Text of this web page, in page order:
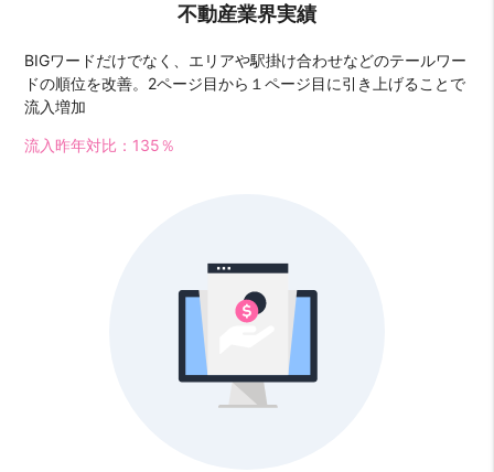
不動産業界実績
BIGワードだけでなく、エリアや駅掛け合わせなどのテールワー
ドの順位を改善。2ページ目から１ページ目に引き上げることで
流入増加
流入昨年対比：135％